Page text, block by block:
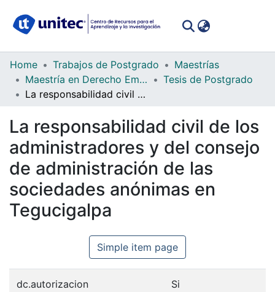
Communities
Collections
All of DSpace
Statistics
Home Trabajos de Postgrado
Maestrías
Maestría en Derecho Empresarial
Tesis de Postgrado
La responsabilidad civil de los administradores y del consejo de administración de las sociedades anónimas en Tegucigalpa
La responsabilidad civil de los
administradores y del consejo
de administración de las
sociedades anónimas en
Tegucigalpa
Simple item page
dc.autorizacion Si